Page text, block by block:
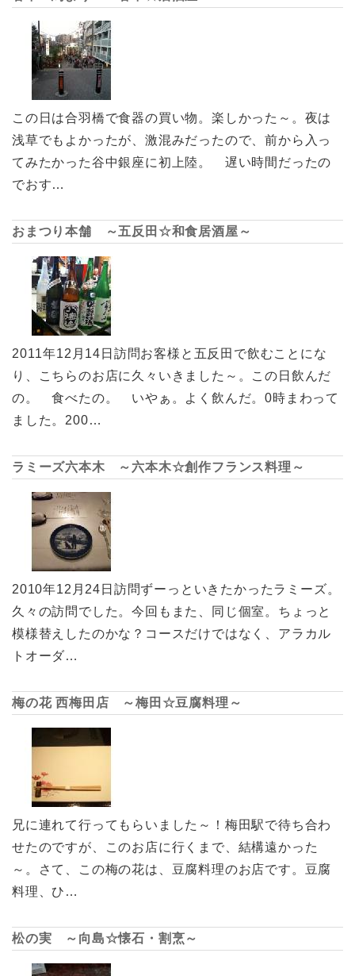
この日は合羽橋で食器の買い物。楽しかった～。夜は
浅草でもよかったが、激混みだったので、前から入っ
てみたかった谷中銀座に初上陸。 遅い時間だったの
でおす…
おまつり本舗 ～五反田☆和食居酒屋～
2011年12月14日訪問お客様と五反田で飲むことにな
り、こちらのお店に久々いきました～。この日飲んだ
の。 食べたの。 いやぁ。よく飲んだ。0時まわって
ました。200…
ラミーズ六本木 ～六本木☆創作フランス料理～
2010年12月24日訪問ずーっといきたかったラミーズ。
久々の訪問でした。今回もまた、同じ個室。ちょっと
模様替えしたのかな？コースだけではなく、アラカル
トオーダ…
梅の花 西梅田店 ～梅田☆豆腐料理～
兄に連れて行ってもらいました～！梅田駅で待ち合わ
せたのですが、このお店に行くまで、結構遠かった
～。さて、この梅の花は、豆腐料理のお店です。豆腐
料理、ひ…
松の実 ～向島☆懐石・割烹～